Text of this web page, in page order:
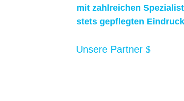
mit zahlreichen
stets gepflegten
Unsere Partner